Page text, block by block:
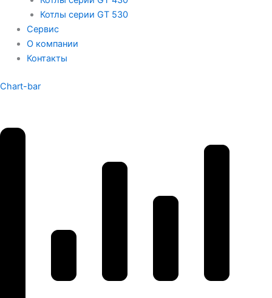
Котлы серии GT 530
Сервис
О компании
Контакты
Chart-bar